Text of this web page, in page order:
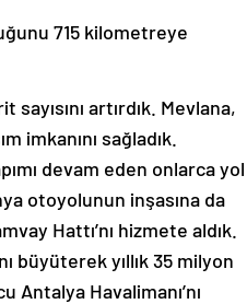
imkanını sağladık.
devam eden onlarca yol
otoyolunun inşasına da
Hattı’nı hizmete aldık.
büyüterek yıllık 35 milyon
Antalya Havalimanı’nı